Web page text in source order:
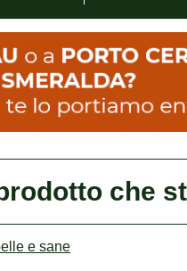
che
e sane